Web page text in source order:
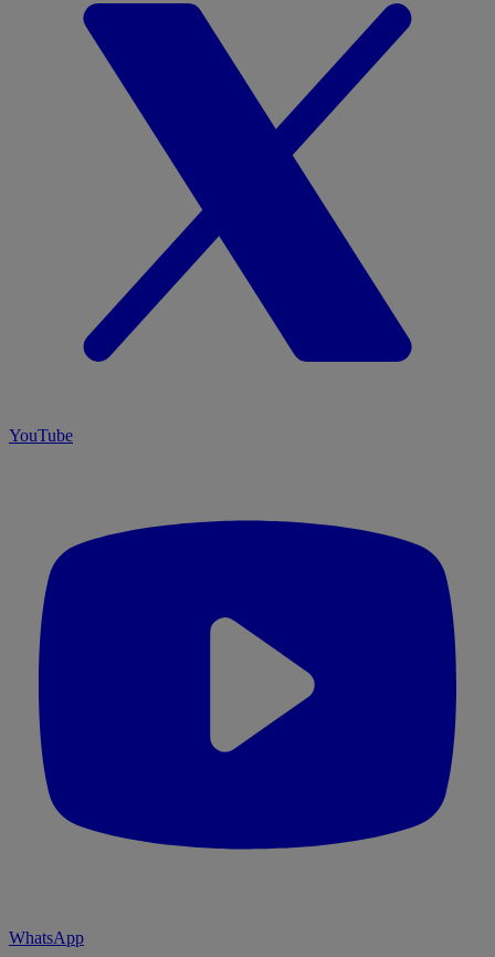
YouTube
WhatsApp